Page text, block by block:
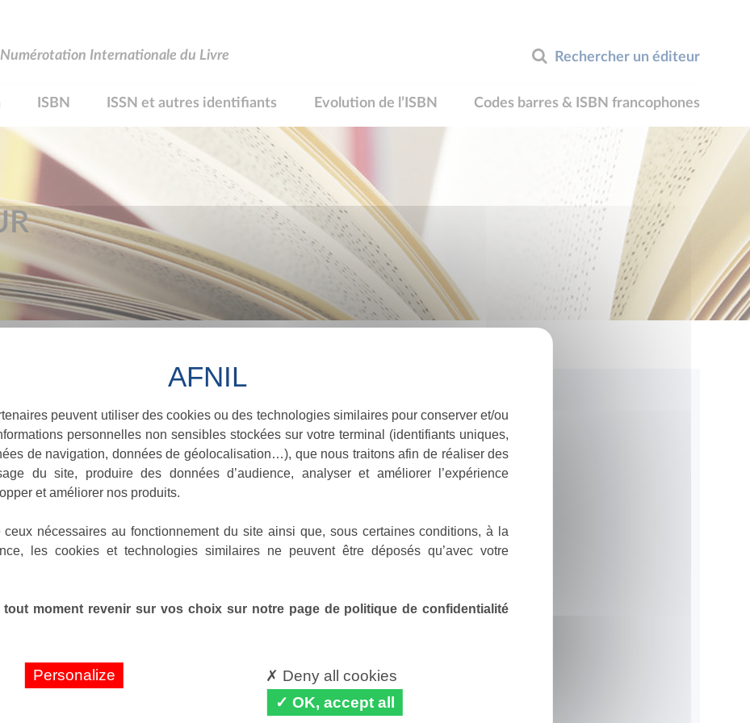
Rechercher un éditeur
Internationale du Livre
ISBN ISSN et autres identifiants Evolution de l’ISBN Codes barres & ISBN francophones
peuvent utiliser des cookies ou des technologies similaires pour conserver et/ou
personnelles non sensibles stockées sur votre terminal (identifiants uniques,
de navigation, données de géolocalisation…), que nous traitons afin de réaliser des
du site, produire des données d’audience, analyser et améliorer l’expérience
et améliorer nos produits.
ceux nécessaires au fonctionnement du site ainsi que, sous certaines conditions, à la
les cookies et technologies similaires ne peuvent être déposés qu’avec votre
tout moment revenir sur vos choix sur notre page de politique de confidentialité
Personalize
Deny all cookies
OK, accept all